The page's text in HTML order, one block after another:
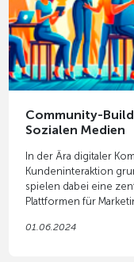
Community-
Sozialen Medien
In der Ära digitaler
Kundeninteraktion
spielen dabei eine
Plattformen für
und das Community-
01.06.2024